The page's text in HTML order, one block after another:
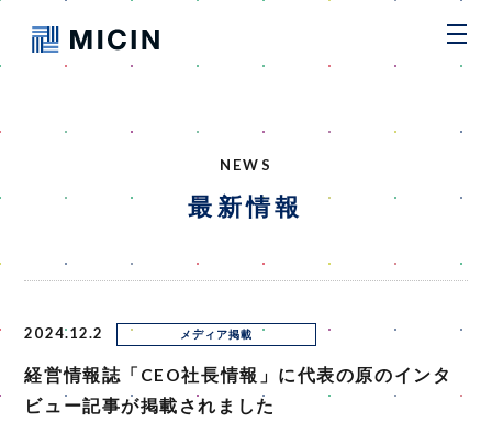
NEWS
最新情報
2024.12.2 メディア掲載
経営情報誌「CEO社長情報」に代表の原のインタ
ビュー記事が掲載されました